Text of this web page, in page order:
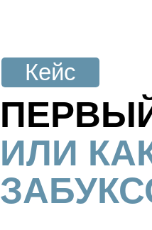
Кейс
ИЛИ